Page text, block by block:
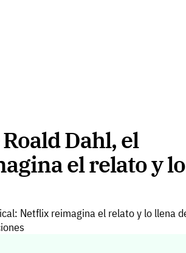
Dahl, el
el relato y lo